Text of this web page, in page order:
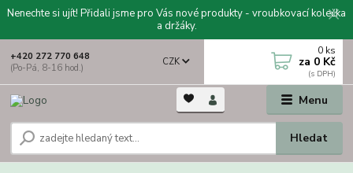
Nenechte si ujít! Přidali jsme pro Vás nové produkty - vroubkovací kolečka
a držáky.
Menu
CZK
Hledat
+420 272 770 648
(Po-Pá, 8-16 hod.)
0 ks
za 0 Kč